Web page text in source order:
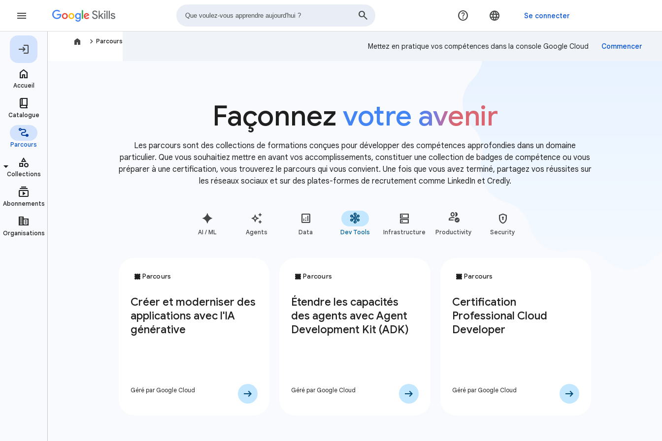
navigate_next Parcours
Mettez en pratique vos compétences dans la console Google Cloud
Façonnez votre avenir
Les parcours sont des collections de formations conçues pour développer des compétences approfondies dans un domaine
particulier. Que vous souhaitiez mettre en avant vos accomplissements, constituer une collection de badges de compétence ou vous
préparer à une certification, vous trouverez le parcours qui vous convient. Une fois que vous avez terminé, partagez vos réussites sur
les réseaux sociaux et sur des plates-formes de recrutement comme LinkedIn et Credly.
AI / ML Agents Data Dev Tools Infrastructure Productivity Security
Géré par Google Cloud Géré par Google Cloud Géré par Google Cloud